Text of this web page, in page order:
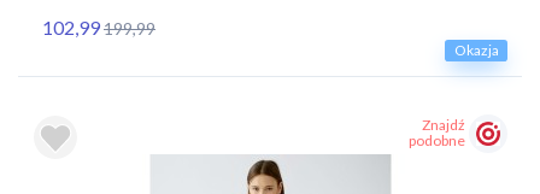
Okazja
102,99199,99
Znajdź
podobne